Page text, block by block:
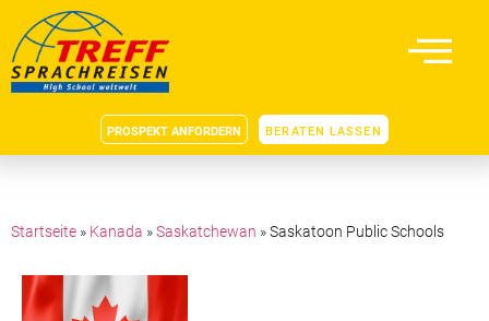
PROSPEKT ANFORDERN BERATEN LASSEN
Startseite » Kanada »Saskatchewan »Saskatoon Public Schools